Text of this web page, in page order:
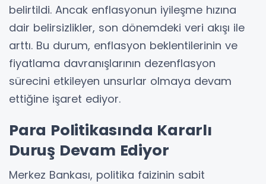
belirtildi. Ancak enflasyonun iyileşme hızına
dair belirsizlikler, son dönemdeki veri akışı ile
arttı. Bu durum, enflasyon beklentilerinin ve
fiyatlama davranışlarının dezenflasyon
sürecini etkileyen unsurlar olmaya devam
ettiğine işaret ediyor.
Para Politikasında Kararlı
Duruş Devam Ediyor
Merkez Bankası, politika faizinin sabit